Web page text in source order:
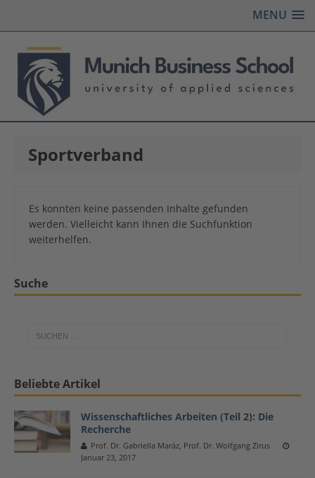
MENU
Sportverband
Es konnten keine passenden Inhalte gefunden
werden. Vielleicht kann Ihnen die Suchfunktion
weiterhelfen.
Suche
Beliebte Artikel
Wissenschaftliches Arbeiten (Teil 2): Die
Recherche
Prof. Dr. Gabriella Maráz, Prof. Dr. Wolfgang Zirus
Januar 23, 2017